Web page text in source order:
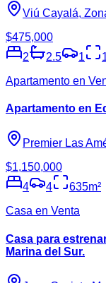
Viú Cayalá,
$475,000
2
2.5 1
Apartamento en
Apartamento en
Premier Las
$1,150,000
4
4 635m²
Casa en Venta
Casa para
Marina del Sur.